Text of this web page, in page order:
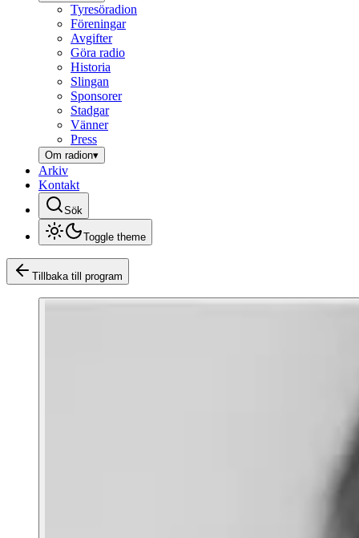
Tyresöradion
Föreningar
Avgifter
Göra radio
Historia
Slingan
Sponsorer
Stadgar
Vänner
Press
Om radion▾
Arkiv
Kontakt
Sök
Toggle theme
Tillbaka till program